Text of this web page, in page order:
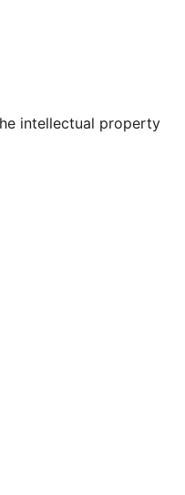
channel
intellectual property